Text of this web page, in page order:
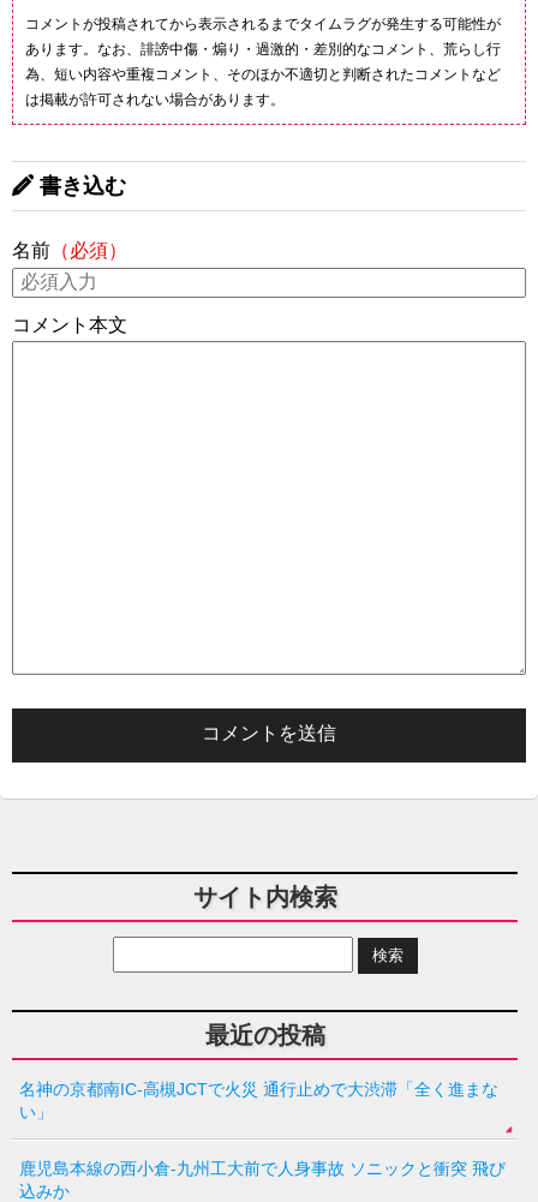
コメントが投稿されてから表示されるまでタイムラグが発生する可能性が
あります。なお、誹謗中傷・煽り・過激的・差別的なコメント、荒らし行
為、短い内容や重複コメント、そのほか不適切と判断されたコメントなど
は掲載が許可されない場合があります。
書き込む
名前 （必須）
コメント本文
サイト内検索
最近の投稿
名神の京都南IC-高槻JCTで火災 通行止めで大渋滞「全く進まな
い」
鹿児島本線の西小倉-九州工大前で人身事故 ソニックと衝突 飛び
込みか